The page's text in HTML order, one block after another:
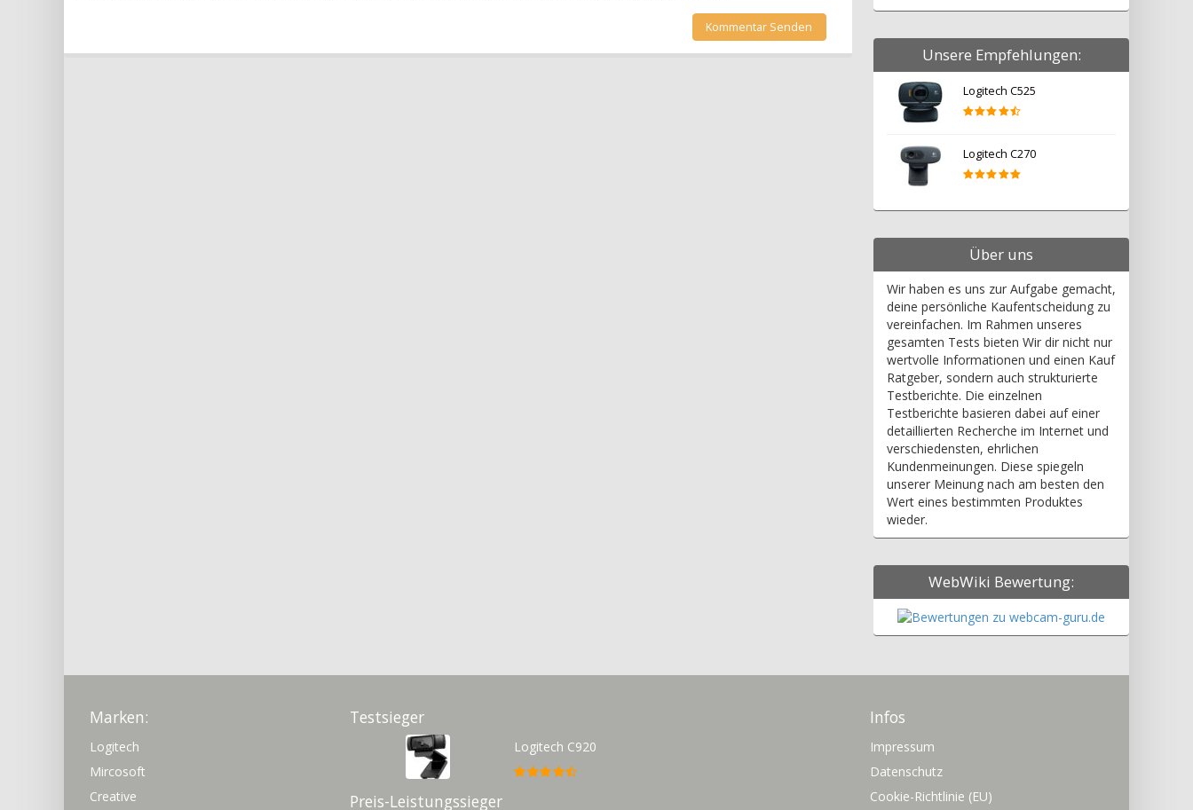
Unsere Empfehlungen:
Logitech C525
Logitech C270
Über uns
Wir haben es uns zur Aufgabe gemacht,
deine persönliche Kaufentscheidung zu
vereinfachen. Im Rahmen unseres
gesamten Tests bieten Wir dir nicht nur
wertvolle Informationen und einen Kauf
Ratgeber, sondern auch strukturierte
Testberichte. Die einzelnen
Testberichte basieren dabei auf einer
detaillierten Recherche im Internet und
verschiedensten, ehrlichen
Kundenmeinungen. Diese spiegeln
unserer Meinung nach am besten den
Wert eines bestimmten Produktes
wieder.
WebWiki Bewertung:
Marken:
Logitech
Mircosoft
Creative
Testsieger
Logitech C920
Preis-Leistungssieger
Infos
Impressum
Datenschutz
Cookie-Richtlinie (EU)